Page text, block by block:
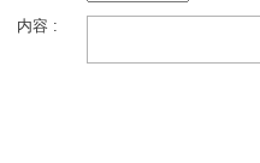
内容 :